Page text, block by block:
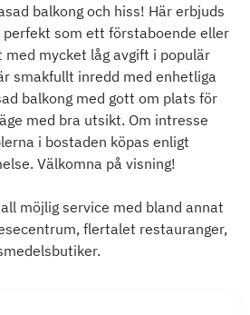
balkong och hiss! Här erbjuds
som ett förstaboende eller
mycket låg avgift i populär
smakfullt inredd med enhetliga
balkong med gott om plats för
med bra utsikt. Om intresse
i bostaden köpas enligt
Välkomna på visning!
möjlig service med bland annat
flertalet restauranger,